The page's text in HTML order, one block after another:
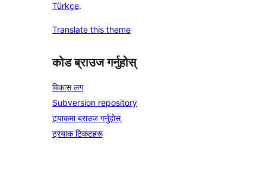
Türkçe.
Translate this theme
कोड ब्राउज गर्नुहोस्
विकास लग
Subversion repository
ट्र्याकमा ब्राउज गर्नुहोस्
ट्रयाक टिकटहरू